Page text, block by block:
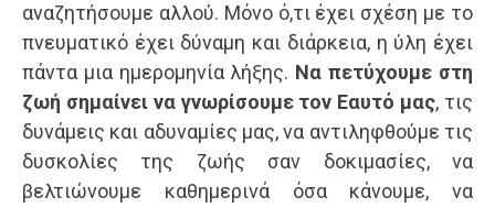
αναζητήσουμε αλλού. Μόνο ό,τι έχει σχέση με το
πνευματικό έχει δύναμη και διάρκεια, η ύλη έχει
πάντα μια ημερομηνία λήξης. Να πετύχουμε στη
ζωή σημαίνει να γνωρίσουμε τον Εαυτό μας, τις
δυνάμεις και αδυναμίες μας, να αντιληφθούμε τις
δυσκολίες της ζωής σαν δοκιμασίες, να
βελτιώνουμε καθημερινά όσα κάνουμε, να